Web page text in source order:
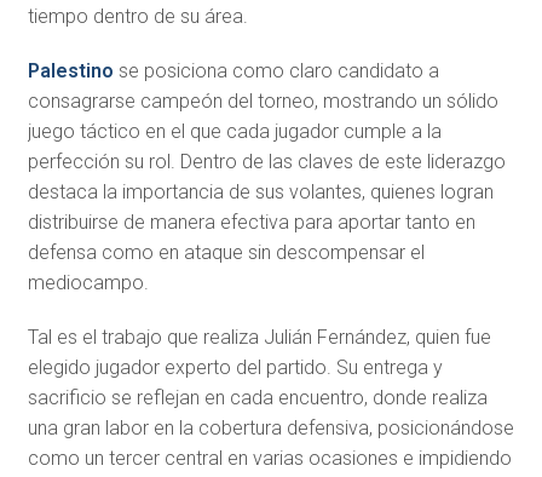
tiempo dentro de su área.
Palestino se posiciona como claro candidato a
consagrarse campeón del torneo, mostrando un sólido
juego táctico en el que cada jugador cumple a la
perfección su rol. Dentro de las claves de este liderazgo
destaca la importancia de sus volantes, quienes logran
distribuirse de manera efectiva para aportar tanto en
defensa como en ataque sin descompensar el
mediocampo.
Tal es el trabajo que realiza Julián Fernández, quien fue
elegido jugador experto del partido. Su entrega y
sacrificio se reflejan en cada encuentro, donde realiza
una gran labor en la cobertura defensiva, posicionándose
como un tercer central en varias ocasiones e impidiendo